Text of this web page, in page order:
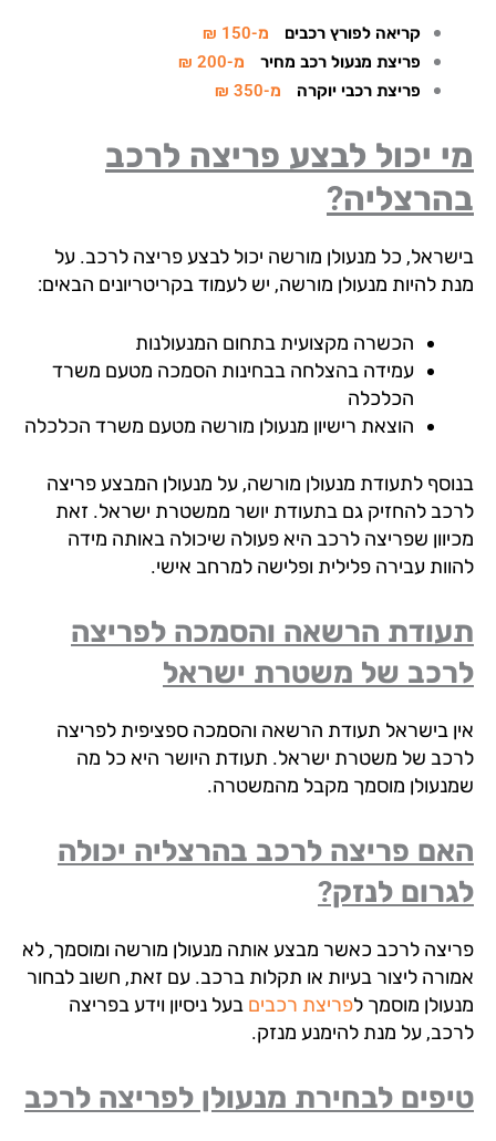
קריאה לפורץ רכבים מ-150 ₪
פריצת מנעול רכב מחיר
מ-200 ₪
פריצת רכבי יוקרה מ-350 ₪
יכול לבצע פריצה לרכב
כל מנעולן מורשה יכול לבצע פריצה לרכב. על
להיות מנעולן מורשה, יש לעמוד בקריטריונים הבאים:
הכשרה מקצועית בתחום המנעולנות
עמידה בהצלחה בבחינות הסמכה מטעם משרד
הכלכלה
הוצאת רישיון מנעולן מורשה מטעם משרד הכלכלה
לתעודת מנעולן מורשה, על מנעולן המבצע פריצה
להחזיק גם בתעודת יושר ממשטרת ישראל. זאת
שפריצה לרכב היא פעולה שיכולה באותה מידה
עבירה פלילית ופלישה למרחב אישי.
הרשאה והסמכה לפריצה
של משטרת ישראל
בישראל תעודת הרשאה והסמכה ספציפית לפריצה
של משטרת ישראל. תעודת היושר היא כל מה
מוסמך מקבל מהמשטרה.
פריצה לרכב בהרצליה יכולה
לנזק?
לרכב כאשר מבצע אותה מנעולן מורשה ומוסמך, לא
ליצור בעיות או תקלות ברכב. עם זאת, חשוב לבחור
מוסמך לפריצת רכביםבעל ניסיון וידע בפריצה
על מנת להימנע מנזק.
לבחירת מנעולן לפריצה לרכב